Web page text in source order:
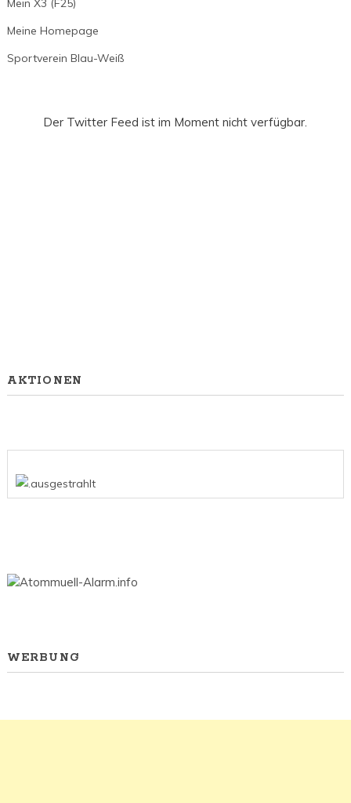
Mein X3 (F25)
Meine Homepage
Sportverein Blau-Weiß
Der Twitter Feed ist im Moment nicht verfügbar.
AKTIONEN
WERBUNG